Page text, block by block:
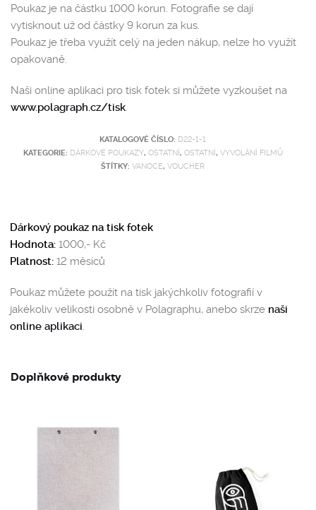
Poukaz je na částku 1000 korun. Fotografie se dají
vytisknout už od částky 9 korun za kus.
Poukaz je třeba využít celý na jeden nákup, nelze ho využít
opakovaně.
Naši online aplikaci pro tisk fotek si můžete vyzkoušet na
www.polagraph.cz/tisk.
KATALOGOVÉ ČÍSLO: D22-1-1
KATEGORIE: DÁRKOVÉ POUKAZY, OSTATNÍ, OSTATNÍ, VYVOLÁNÍ FILMŮ
ŠTÍTKY: VANOCE, VOUCHER
Dárkový poukaz na tisk fotek
Hodnota: 1000,- Kč
Platnost:12 měsíců
Poukaz můžete použít na tisk jakýchkoliv fotografií v
jakékoliv velikosti osobně v Polagraphu, anebo skrze naši
online aplikaci.
Doplňkové produkty